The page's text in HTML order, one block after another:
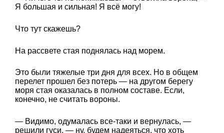
Я большая и сильная! Я всё могу!
Что тут скажешь?
На рассвете стая поднялась над морем.
Это были тяжелые три дня для всех. Но в общем
перелет прошел без потерь — на другом берегу
моря стая оказалась в полном составе. Если,
конечно, не считать вороны.
— Видимо, одумалась все-таки и вернулась, —
решили гуси, — ну, будем надеяться, что хоть